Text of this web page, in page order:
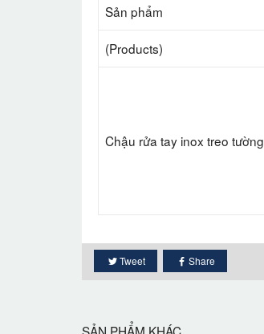
Sản phẩm
(Products)
Chậu rửa tay inox treo tường
Tweet Share